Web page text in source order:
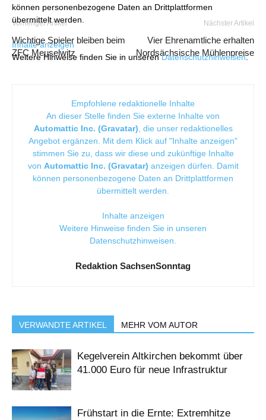
können personenbezogene Daten an Drittplattformen
übermittelt werden.
Inhalte anzeigen
Weitere Hinweise finden Sie in unserenDatenschutzhinweisen.
Vorheriger Artikel
Wichtige Spieler bleiben beim
ZFC Meuselwitz
Nächster Artikel
Vier Ehrenamtliche erhalten
Nordsächsische Mühlenpreise
Empfohlene redaktionelle Inhalte
An dieser Stelle finden Sie externe Inhalte von
Automattic Inc. (Gravatar), die unser redaktionelles
Angebot ergänzen. Mit dem Klick auf "Inhalte anzeigen"
stimmen Sie zu, dass wir diese und zukünftige Inhalte
von Automattic Inc. (Gravatar) anzeigen dürfen. Damit
können personenbezogene Daten an Drittplattformen
übermittelt werden.
Inhalte anzeigen
Weitere Hinweise finden Sie in unseren
Datenschutzhinweisen.
Redaktion SachsenSonntag
VERWANDTE ARTIKEL MEHR VOM AUTOR
Kegelverein Altkirchen bekommt über
41.000 Euro für neue Infrastruktur
Frühstart in die Ernte: Extremhitze